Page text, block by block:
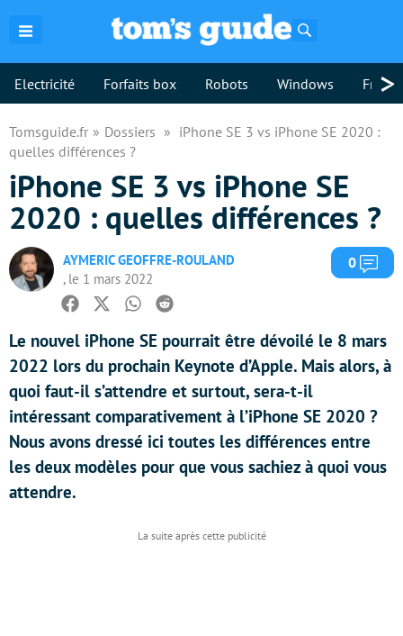
Electricité Forfaits box Robots Windows >
Tomsguide.fr Dossiers
iPhone SE 3 vs iPhone SE 2020 :
quelles différences ?
iPhone SE 3 vs iPhone SE
2020 : quelles différences ?
AYMERIC GEOFFRE-ROULAND
, le 1 mars 2022
0
Facebook
TwitterWhatsapp
Reddit
Le nouvel iPhone SE pourrait être dévoilé le 8 mars
2022 lors du prochain Keynote d’Apple. Mais alors, à
quoi faut-il s’attendre et surtout, sera-t-il
intéressant comparativement à l’iPhone SE 2020 ?
Nous avons dressé ici toutes les différences entre
les deux modèles pour que vous sachiez à quoi vous
attendre.